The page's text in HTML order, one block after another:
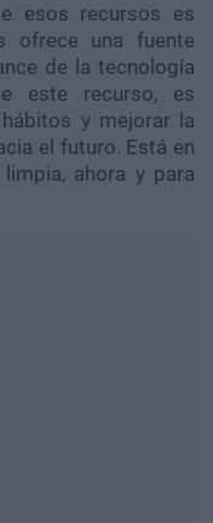
esos recursos es
ofrece una fuente
de la tecnología
este recurso, es
y mejorar la
el futuro. Está en
ahora y para